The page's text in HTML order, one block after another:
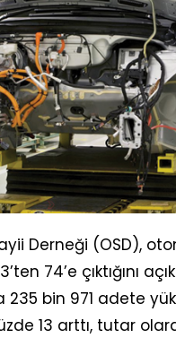
Derneği (OSD),
74’e çıktığını
235 bin 971 adete
13 arttı, tutar